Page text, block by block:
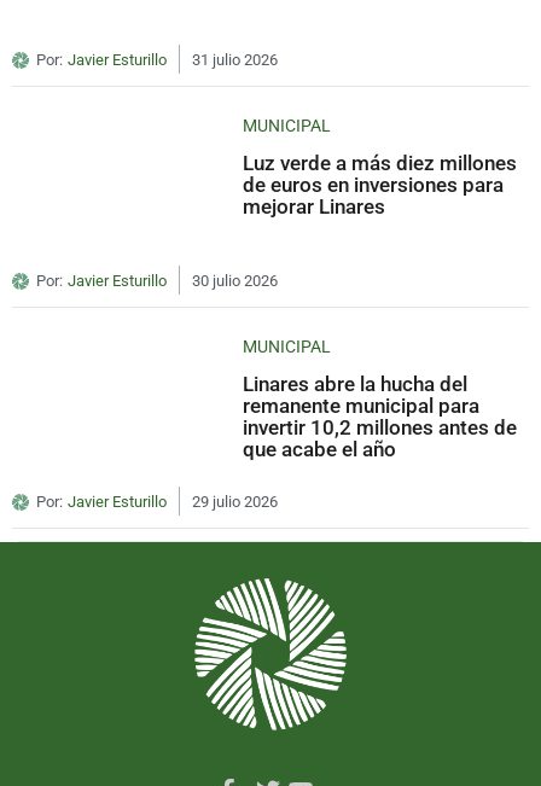
Por: Javier Esturillo 31 julio 2026
MUNICIPAL
Luz verde a más diez millones
de euros en inversiones para
mejorar Linares
Por: Javier Esturillo 30 julio 2026
MUNICIPAL
Linares abre la hucha del
remanente municipal para
invertir 10,2 millones antes de
que acabe el año
Por: Javier Esturillo 29 julio 2026